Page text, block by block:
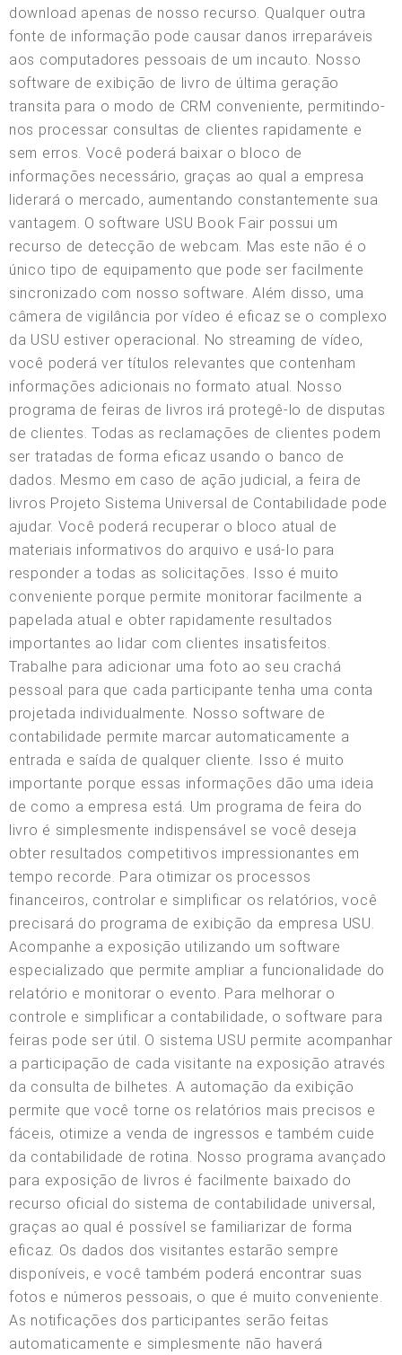
download apenas de nosso recurso. Qualquer outra
fonte de informação pode causar danos irreparáveis
aos computadores pessoais de um incauto. Nosso
software de exibição de livro de última geração
transita para o modo de CRM conveniente, permitindo-
nos processar consultas de clientes rapidamente e
sem erros. Você poderá baixar o bloco de
informações necessário, graças ao qual a empresa
liderará o mercado, aumentando constantemente sua
vantagem. O software USU Book Fair possui um
recurso de detecção de webcam. Mas este não é o
único tipo de equipamento que pode ser facilmente
sincronizado com nosso software. Além disso, uma
câmera de vigilância por vídeo é eficaz se o complexo
da USU estiver operacional. No streaming de vídeo,
você poderá ver títulos relevantes que contenham
informações adicionais no formato atual. Nosso
programa de feiras de livros irá protegê-lo de disputas
de clientes. Todas as reclamações de clientes podem
ser tratadas de forma eficaz usando o banco de
dados. Mesmo em caso de ação judicial, a feira de
livros Projeto Sistema Universal de Contabilidade pode
ajudar. Você poderá recuperar o bloco atual de
materiais informativos do arquivo e usá-lo para
responder a todas as solicitações. Isso é muito
conveniente porque permite monitorar facilmente a
papelada atual e obter rapidamente resultados
importantes ao lidar com clientes insatisfeitos.
Trabalhe para adicionar uma foto ao seu crachá
pessoal para que cada participante tenha uma conta
projetada individualmente. Nosso software de
contabilidade permite marcar automaticamente a
entrada e saída de qualquer cliente. Isso é muito
importante porque essas informações dão uma ideia
de como a empresa está. Um programa de feira do
livro é simplesmente indispensável se você deseja
obter resultados competitivos impressionantes em
tempo recorde. Para otimizar os processos
financeiros, controlar e simplificar os relatórios, você
precisará do programa de exibição da empresa USU.
Acompanhe a exposição utilizando um software
especializado que permite ampliar a funcionalidade do
relatório e monitorar o evento. Para melhorar o
controle e simplificar a contabilidade, o software para
feiras pode ser útil. O sistema USU permite acompanhar
a participação de cada visitante na exposição através
da consulta de bilhetes. A automação da exibição
permite que você torne os relatórios mais precisos e
fáceis, otimize a venda de ingressos e também cuide
da contabilidade de rotina. Nosso programa avançado
para exposição de livros é facilmente baixado do
recurso oficial do sistema de contabilidade universal,
graças ao qual é possível se familiarizar de forma
eficaz. Os dados dos visitantes estarão sempre
disponíveis, e você também poderá encontrar suas
fotos e números pessoais, o que é muito conveniente.
As notificações dos participantes serão feitas
automaticamente e simplesmente não haverá